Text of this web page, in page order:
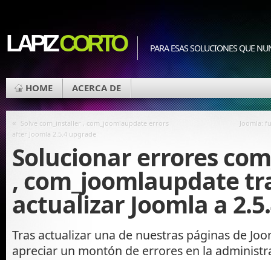
LAPIZCORTO PARA ESAS SOLUCIONES QUE
HOME ACERCA DE
« Solve com_installer , com_joomlaupdate errors
after Joomla 2.5.4 upgrade
Joomla:
Solucionar errores
, com_joomlaupdate
actualizar Joomla a
Tras actualizar una de nuestras páginas de
apreciar un montón de errores en la